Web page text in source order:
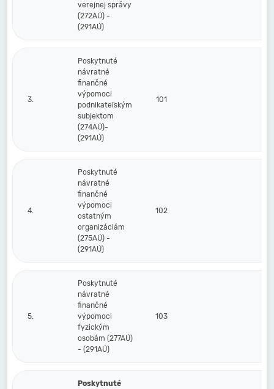
verejnej správy
(272AÚ) -
(291AÚ)
3.
Poskytnuté
návratné
finančné
výpomoci
podnikateľským
subjektom
(274AÚ)-
(291AÚ)
101
4.
Poskytnuté
návratné
finančné
výpomoci
ostatným
organizáciám
(275AÚ) -
(291AÚ)
102
5.
Poskytnuté
návratné
finančné
výpomoci
fyzickým
osobám (277AÚ)
- (291AÚ)
103
Poskytnuté